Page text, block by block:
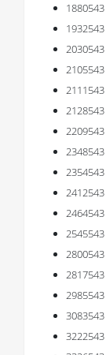
1880543
1932543
2030543
2105543
2111543
2128543
2209543
2348543
2354543
2412543
2464543
2545543
2800543
2817543
2985543
3083543
3222543